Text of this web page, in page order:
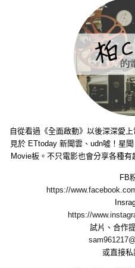
自從看過《全面啟動》以後深深愛
見於 ETtoday 新聞雲、udn噓！星
Movie板。不只電影也會分享各種
FB
https://
https://
試片、合作
或直接私